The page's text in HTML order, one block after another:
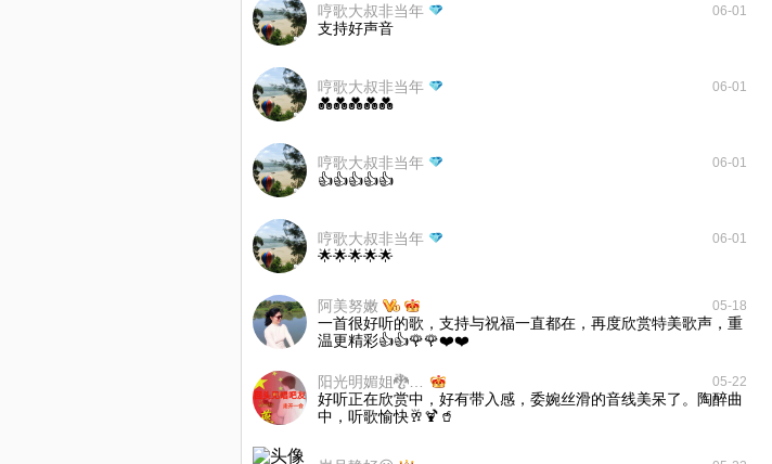
哼歌大叔非当年 06-01
支持好声音
哼歌大叔非当年 06-01
💑💑💑💑💑
哼歌大叔非当年 06-01
👍👍👍👍👍
哼歌大叔非当年 06-01
🌟🌟🌟🌟🌟
阿美努嫩 05-18
一首很好听的歌，支持与祝福一直都在，再度欣赏特美歌声，重
温更精彩👍👍🌹🌹❤️❤️
05-22
好听正在欣赏中，好有带入感，委婉丝滑的音线美呆了。陶醉曲
中，听歌愉快🥂🍹🥤